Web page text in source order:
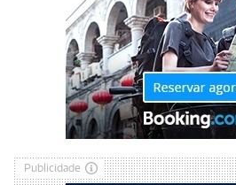
Publicidade